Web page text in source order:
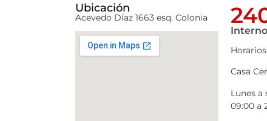
Ubicación
Acevedo Díaz 1663 esq. Colonia
Horarios
Casa
Lunes a
09:00 a